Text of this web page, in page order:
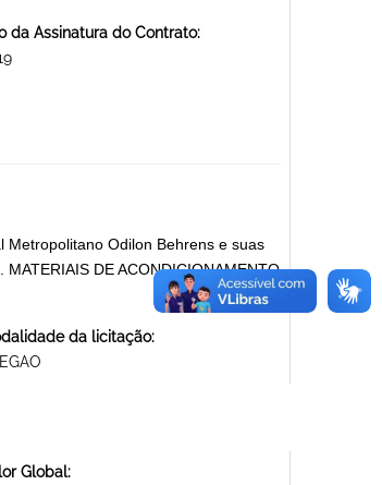
da Assinatura do Contrato:
Odilon Behrens e suas
DE ACONDICIONAMENTO
da licitação:
Global: